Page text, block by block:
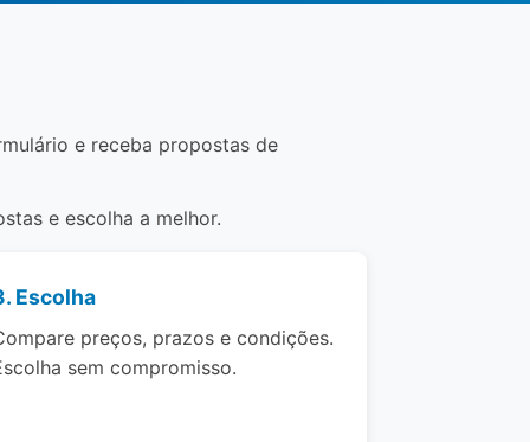
e receba propostas de
e escolha a melhor.
Escolha
preços, prazos e condições.
sem compromisso.